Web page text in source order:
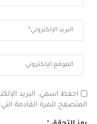
احفظ اسمي، البريد
المتصفح للمرة القادمة